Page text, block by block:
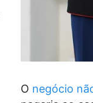
O negócio